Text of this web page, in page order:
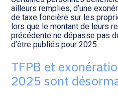
Audit légal
Gestion de patrimoine
Procédures collectives
Facturation et pilotage :
Analyse et tableau de
WAIBI
Gérer vos ressources
humaines : SILAE
ailleurs remplies, d’une
de taxe foncière sur les
lors que le montant de leurs
précédente ne dépasse pas
d’être publiés pour 2025…
TFPB et
2025 sont